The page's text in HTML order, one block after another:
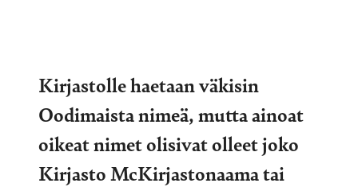
Kirjastolle haetaan väkisin
Oodimaista nimeä, mutta ainoat
oikeat nimet olisivat olleet joko
Kirjasto McKirjastonaama tai